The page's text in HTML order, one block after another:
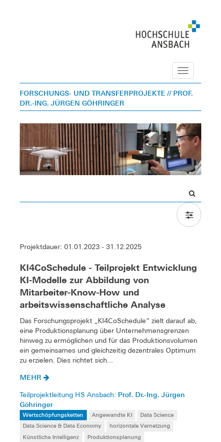
Navigation
FORSCHUNGS- UND TRANSFERPROJEKTE // PROF.
DR.-ING. JÜRGEN GÖHRINGER
Projektdauer: 01.01.2023 - 31.12.2025
KI4CoSchedule - Teilprojekt Entwicklung
KI-Modelle zur Abbildung von
Mitarbeiter-Know-How und
arbeitswissenschaftliche Analyse
Das Forschungsprojekt „KI4CoSchedule“ zielt darauf ab,
eine Produktionsplanung über Unternehmensgrenzen
hinweg zu ermöglichen und für das Produktionsvolumen
ein gemeinsames und gleichzeitig dezentrales Optimum
zu erzielen. Dies richtet sich...
MEHR
Teilprojektleitung HS Ansbach: Prof. Dr.-Ing. Jürgen
Göhringer
Wertschöpfungsketten Angewandte KI
Data Science
Data Science & Data Economy
horizontale Vernetzung
Künstliche Intelligenz
Produktionsplanung